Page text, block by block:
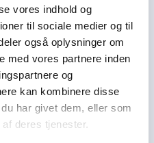
vores indhold og
til sociale medier og til
også oplysninger om
med vores partnere inden
og
kan kombinere disse
har givet dem, eller som
deres tjenester.
FDF’ere, m.fl.
91
Glostrup
19347508